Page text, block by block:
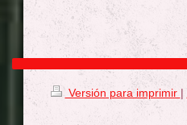
Versión para imprimir |